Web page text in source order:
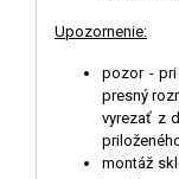
Upozornenie:
pozor -
presný
vyrezať z
montáž